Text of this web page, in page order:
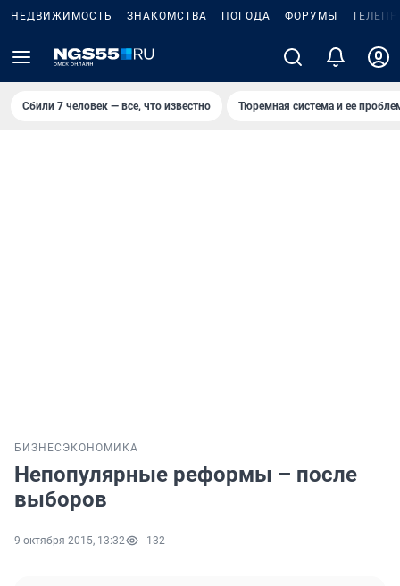
НЕДВИЖИМОСТЬ ЗНАКОМСТВА ПОГОДА ФОРУМЫ
Сбили 7 человек — все, что известно Тюремная система и ее
БИЗНЕС ЭКОНОМИКА
Непопулярные реформы – после
выборов
9 октября 2015, 13:32 132